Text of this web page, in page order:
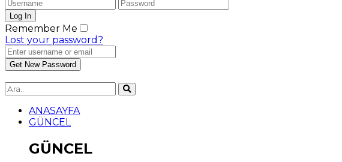
Remember Me
Lost your password?
ANASAYFA
GÜNCEL
GÜNCEL